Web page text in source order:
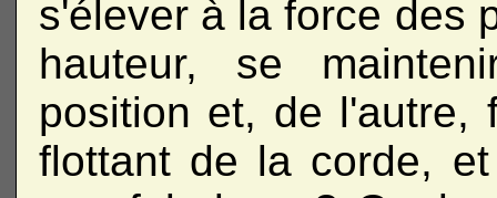
s'élever à la force des
hauteur, se
position et, de l'autre,
flottant de la corde,